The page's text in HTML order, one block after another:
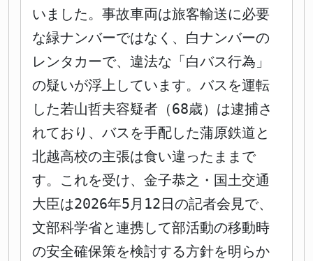
いました。事故車両は旅客輸送に必要
な緑ナンバーではなく、白ナンバーの
レンタカーで、違法な「白バス行為」
の疑いが浮上しています。バスを運転
した若山哲夫容疑者（68歳）は逮捕さ
れており、バスを手配した蒲原鉄道と
北越高校の主張は食い違ったままで
す。これを受け、金子恭之・国土交通
大臣は2026年5月12日の記者会見で、
文部科学省と連携して部活動の移動時
の安全確保策を検討する方針を明らか